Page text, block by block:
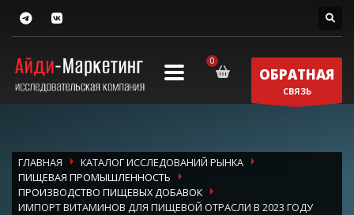
ОБРАТНАЯ
СВЯЗЬ
ГЛАВНАЯ
КАТАЛОГ ИССЛЕДОВАНИЙ РЫНКА
ПИЩЕВАЯ ПРОМЫШЛЕННОСТЬ
ПРОИЗВОДСТВО ПИЩЕВЫХ ДОБАВОК
ИМПОРТ ВИТАМИНОВ ДЛЯ ПИЩЕВОЙ ОТРАСЛИ В 2023 ГОДУ